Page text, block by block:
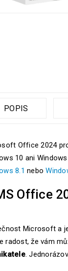
POPIS
Office 2024
10 ani
8.1 nebo
Office
Microsoft a
radost, že vám
.